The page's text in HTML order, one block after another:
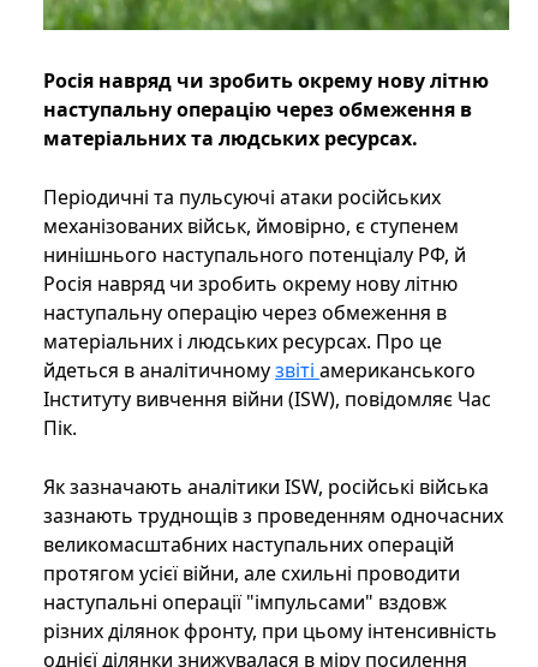
Росія навряд чи зробить окрему нову літню
наступальну операцію через обмеження в
матеріальних та людських ресурсах.
Періодичні та пульсуючі атаки російських
механізованих військ, ймовірно, є ступенем
нинішнього наступального потенціалу РФ, й
Росія навряд чи зробить окрему нову літню
наступальну операцію через обмеження в
матеріальних і людських ресурсах. Про це
йдеться в аналітичномузвіті американського
Інституту вивчення війни (ISW), повідомляє Час
Пік.
Як зазначають аналітики ISW, російські війська
зазнають труднощів з проведенням одночасних
великомасштабних наступальних операцій
протягом усієї війни, але схильні проводити
наступальні операції "імпульсами" вздовж
різних ділянок фронту, при цьому інтенсивність
однієї ділянки знижувалася в міру посилення